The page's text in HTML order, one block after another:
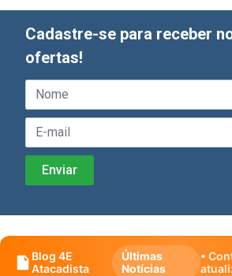
Cadastre-se para receber
ofertas!
Blog 4E
Atacadista
Últimas
Notícias
•